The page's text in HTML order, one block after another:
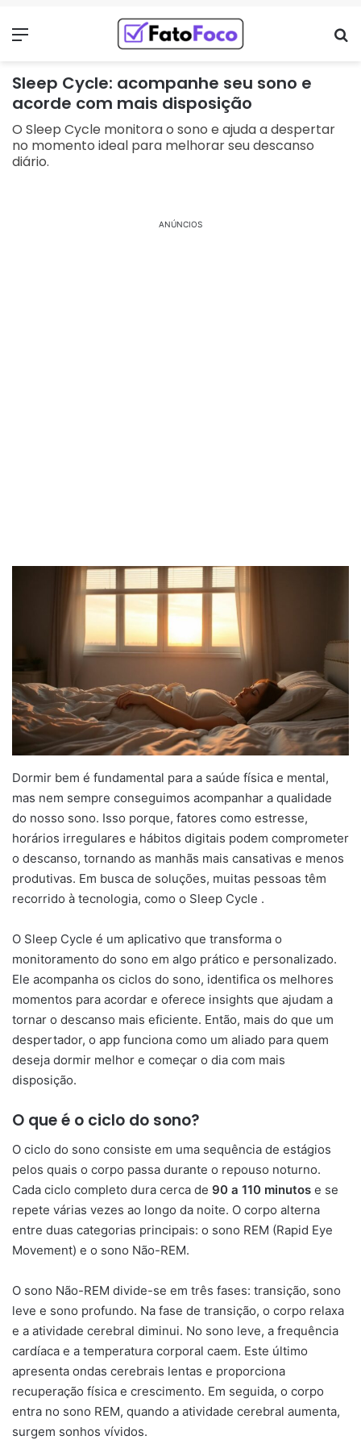
Menu
Sleep Cycle: acompanhe seu sono e
acorde com mais disposição
O Sleep Cycle monitora o sono e ajuda a despertar
no momento ideal para melhorar seu descanso
diário.
ANÚNCIOS
Dormir bem é fundamental para a saúde física e mental,
mas nem sempre conseguimos acompanhar a qualidade
do nosso sono. Isso porque, fatores como estresse,
horários irregulares e hábitos digitais podem comprometer
o descanso, tornando as manhãs mais cansativas e menos
produtivas. Em busca de soluções, muitas pessoas têm
recorrido à tecnologia, como o Sleep Cycle .
O Sleep Cycle é um aplicativo que transforma o
monitoramento do sono em algo prático e personalizado.
Ele acompanha os ciclos do sono, identifica os melhores
momentos para acordar e oferece insights que ajudam a
tornar o descanso mais eficiente. Então, mais do que um
despertador, o app funciona como um aliado para quem
deseja dormir melhor e começar o dia com mais
disposição.
O que é o ciclo do sono?
O ciclo do sono consiste em uma sequência de estágios
pelos quais o corpo passa durante o repouso noturno.
Cada ciclo completo dura cerca de 90 a 110 minutos e se
repete várias vezes ao longo da noite. O corpo alterna
entre duas categorias principais: o sono REM (Rapid Eye
Movement) e o sono Não-REM.
O sono Não-REM divide-se em três fases: transição, sono
leve e sono profundo. Na fase de transição, o corpo relaxa
e a atividade cerebral diminui. No sono leve, a frequência
cardíaca e a temperatura corporal caem. Este último
apresenta ondas cerebrais lentas e proporciona
recuperação física e crescimento. Em seguida, o corpo
entra no sono REM, quando a atividade cerebral aumenta,
surgem sonhos vívidos.